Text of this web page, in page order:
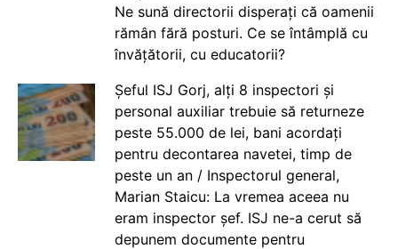
Ne sună directorii disperați că oamenii
rămân fără posturi. Ce se întâmplă cu
învățătorii, cu educatorii?
Șeful ISJ Gorj, alți 8 inspectori și
personal auxiliar trebuie să returneze
peste 55.000 de lei, bani acordați
pentru decontarea navetei, timp de
peste un an / Inspectorul general,
Marian Staicu: La vremea aceea nu
eram inspector șef. ISJ ne-a cerut să
depunem documente pentru